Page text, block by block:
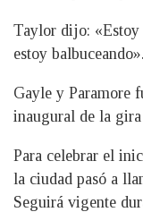
Taylor dijo: «Estoy
estoy balbuceando».
Gayle y Paramore
inaugural de la
Para celebrar el
la ciudad pasó a
Seguirá vigente